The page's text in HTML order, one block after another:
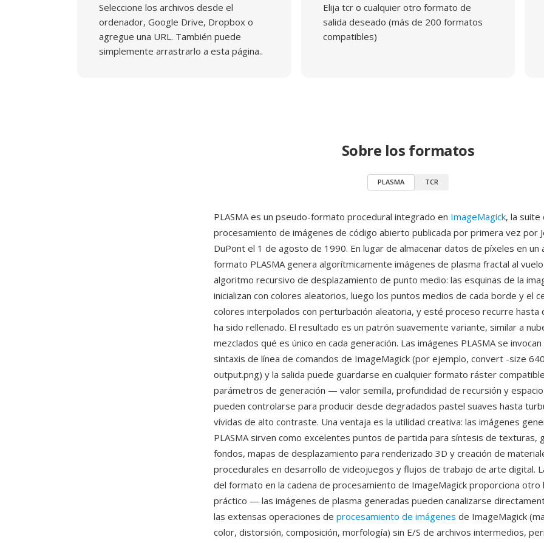
Seleccione los archivos desde el
ordenador, Google Drive, Dropbox o
agregue una URL. También puede
simplemente arrastrarlo a esta página..
Elija tcr o cualquier otro formato de
salida deseado (más de 200 formatos
compatibles)
Sobre los formatos
PLASMA TCR
PLASMA es un pseudo-formato procedural integrado en ImageMagick, la suite
procesamiento de imágenes de código abierto publicada por primera vez por
DuPont el 1 de agosto de 1990. En lugar de almacenar datos de píxeles en un
formato PLASMA genera algorítmicamente imágenes de plasma fractal al
algoritmo recursivo de desplazamiento de punto medio: las esquinas de la
inicializan con colores aleatorios, luego los puntos medios de cada borde y el
colores interpolados con perturbación aleatoria, y esté proceso recurre hasta
ha sido rellenado. El resultado es un patrón suavemente variante, similar a
mezclados qué es único en cada generación. Las imágenes PLASMA se
sintaxis de línea de comandos de ImageMagick (por ejemplo, convert -size
output.png) y la salida puede guardarse en cualquier formato ráster
parámetros de generación — valor semilla, profundidad de recursión y
pueden controlarse para producir desde degradados pastel suaves hasta
vívidas de alto contraste. Una ventaja es la utilidad creativa: las imágenes
PLASMA sirven como excelentes puntos de partida para síntesis de texturas,
fondos, mapas de desplazamiento para renderizado 3D y creación de
procedurales en desarrollo de videojuegos y flujos de trabajo de arte digital.
del formato en la cadena de procesamiento de ImageMagick proporciona otro
práctico — las imágenes de plasma generadas pueden canalizarse
las extensas operaciones de procesamiento de imágenes de ImageMagick
color, distorsión, composición, morfología) sin E/S de archivos intermedios,